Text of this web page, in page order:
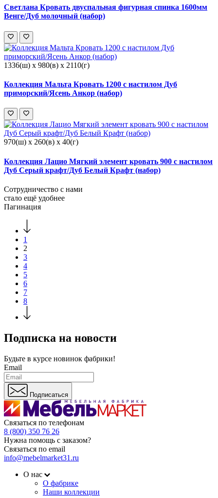
Светлана Кровать двуспальная фигурная спинка 1600мм
Венге/Дуб молочный (набор)
1336(ш) x 980(в) x 2110(г)
Коллекция Мальта Кровать 1200 с настилом Дуб
приморский/Ясень Анкор (набор)
970(ш) x 260(в) x 40(г)
Коллекция Лацио Мягкий элемент кровать 900 с настилом
Дуб Серый крафт/Дуб Белый Крафт (набор)
Сотрудничество с нами
стало ещё удобнее
Пагинация
1
2
3
4
5
6
7
8
Подписка на новости
Будьте в курсе новинок фабрики!
Email
Подписаться
Связаться по телефонам
8 (800) 350 76 26
Нужна помощь с заказом?
Связаться по email
info@mebelmarket31.ru
О нас
О фабрике
Наши коллекции